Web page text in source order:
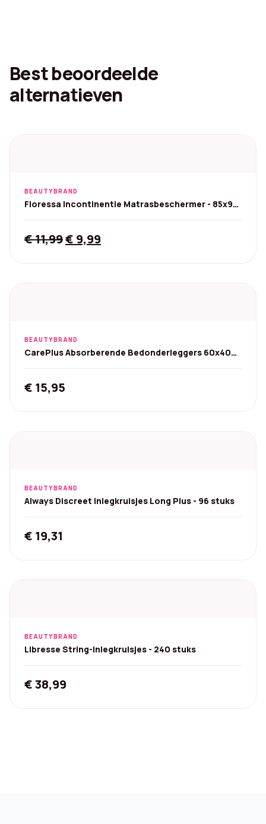
Best beoordeelde
alternatieven
BEAUTYBRAND
Floressa Incontinentie Matrasbeschermer - 85x90
€11,99Original
€ 9,99
BEAUTYBRAND
CarePlus Absorberende Bedonderleggers 60x40
€ 15,95
BEAUTYBRAND
Always Discreet Inlegkruisjes Long Plus - 96 stuks
€ 19,31
BEAUTYBRAND
Libresse String-inlegkruisjes - 240 stuks
€38,99